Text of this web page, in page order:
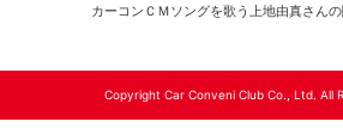
カーコンＣＭソングを歌う上地由真さんの
Copyright Car Conveni Club Co., Ltd. All